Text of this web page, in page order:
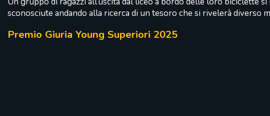
sconosciute andando alla ricerca di un tesoro che si rivelerà diverso
Premio Giuria Young Superiori 2025